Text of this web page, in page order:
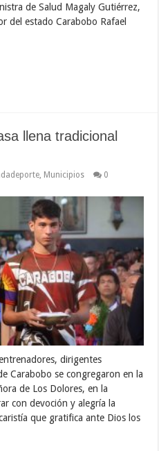
de Salud Magaly Gutiérrez,
del estado Carabobo Rafael
llena tradicional
, Municipios
0
dirigentes
Carabobo se congregaron en la
de Los Dolores, en la
con devoción y alegría la
que gratifica ante Dios los